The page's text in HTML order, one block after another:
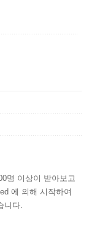
명 이상이 받아보고
에 의해 시작하여
니다.